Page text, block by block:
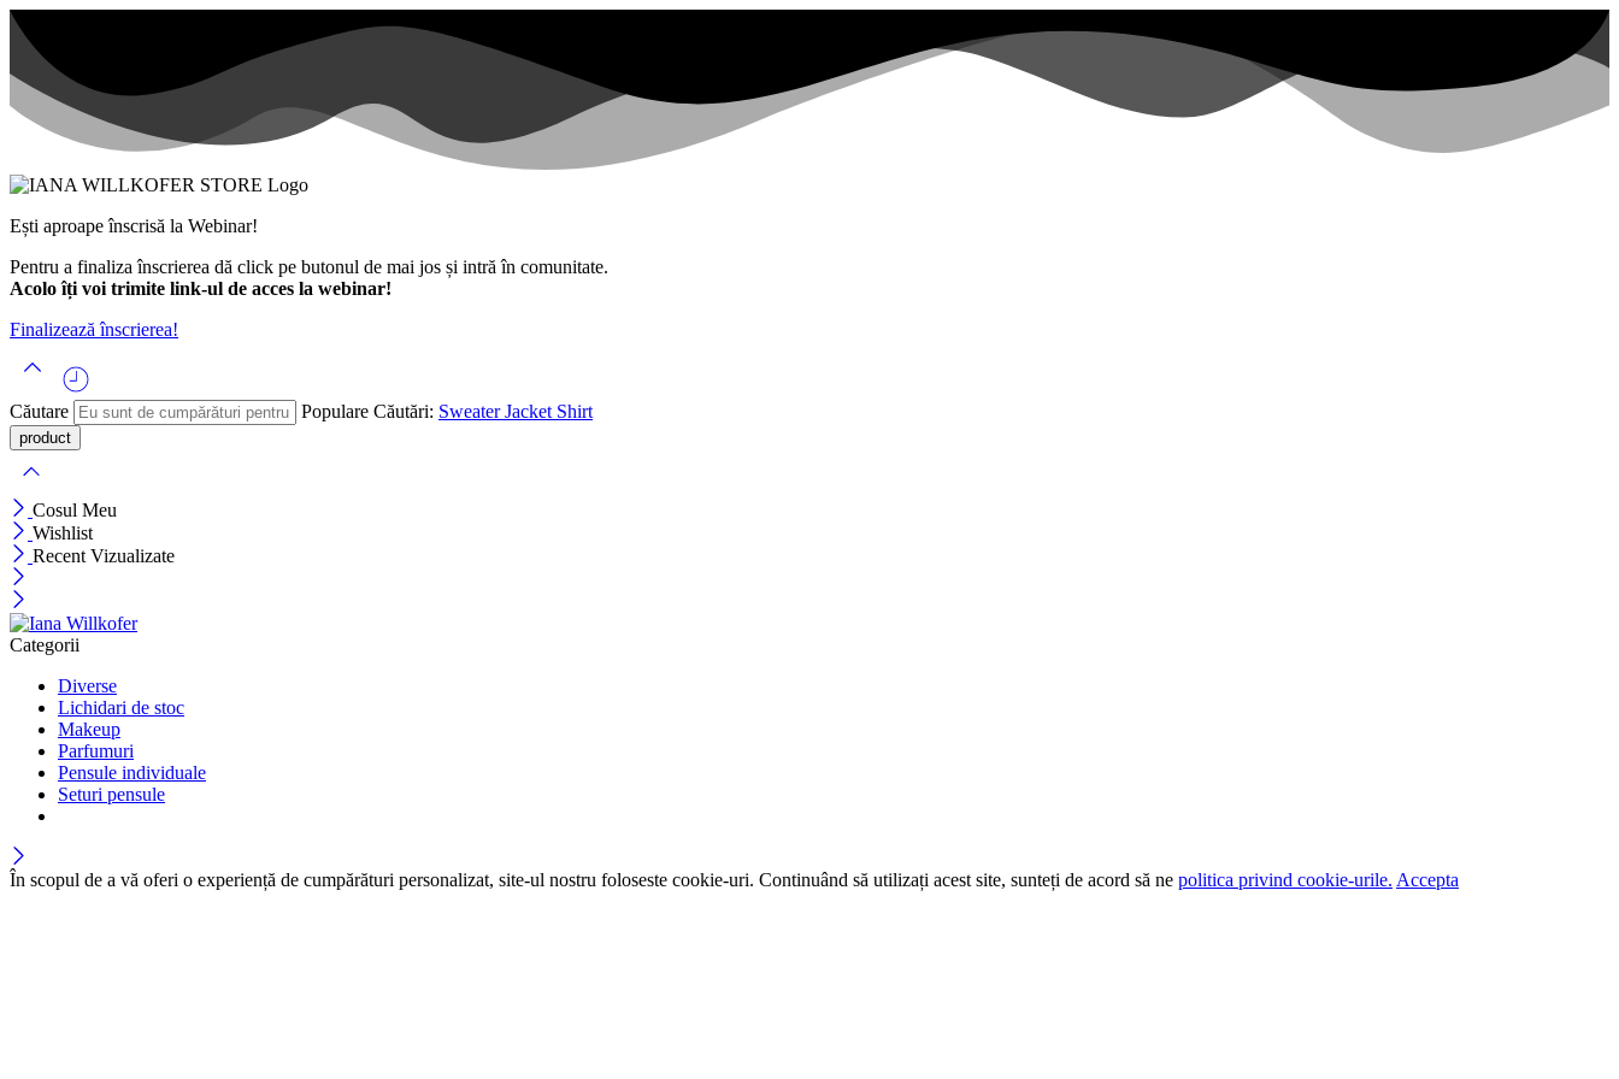
Ești aproape înscrisă la Webinar!
Pentru a finaliza înscrierea dă click pe butonul de mai jos și intră în comunitate.
Acolo îți voi trimite link-ul de acces la webinar!
Finalizează înscrierea!
Căutare Populare Căutări: SweaterJacket Shirt
Cosul Meu
Wishlist
Recent Vizualizate
Categorii
Diverse
Lichidari de stoc
Makeup
Parfumuri
Pensule individuale
Seturi pensule
În scopul de a vă oferi o experiență de cumpărături personalizat, site-ul nostru foloseste cookie-uri. Continuând să utilizați acest site, sunteți de acord să ne politica privind cookie-urile. Accepta